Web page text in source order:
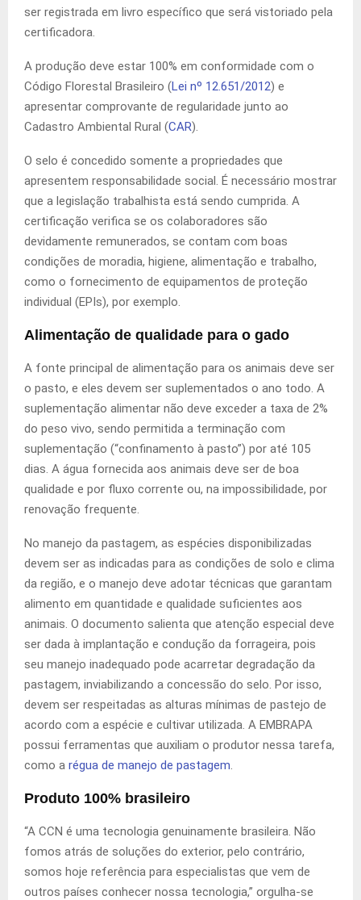
ser registrada em livro específico que será vistoriado pela
certificadora.
A produção deve estar 100% em conformidade com o
Código Florestal Brasileiro (Lei nº 12.651/2012) e
apresentar comprovante de regularidade junto ao
Cadastro Ambiental Rural (CAR).
O selo é concedido somente a propriedades que
apresentem responsabilidade social. É necessário mostrar
que a legislação trabalhista está sendo cumprida. A
certificação verifica se os colaboradores são
devidamente remunerados, se contam com boas
condições de moradia, higiene, alimentação e trabalho,
como o fornecimento de equipamentos de proteção
individual (EPIs), por exemplo.
Alimentação de qualidade para o gado
A fonte principal de alimentação para os animais deve ser
o pasto, e eles devem ser suplementados o ano todo. A
suplementação alimentar não deve exceder a taxa de 2%
do peso vivo, sendo permitida a terminação com
suplementação (“confinamento à pasto”) por até 105
dias. A água fornecida aos animais deve ser de boa
qualidade e por fluxo corrente ou, na impossibilidade, por
renovação frequente.
No manejo da pastagem, as espécies disponibilizadas
devem ser as indicadas para as condições de solo e clima
da região, e o manejo deve adotar técnicas que garantam
alimento em quantidade e qualidade suficientes aos
animais. O documento salienta que atenção especial deve
ser dada à implantação e condução da forrageira, pois
seu manejo inadequado pode acarretar degradação da
pastagem, inviabilizando a concessão do selo. Por isso,
devem ser respeitadas as alturas mínimas de pastejo de
acordo com a espécie e cultivar utilizada. A EMBRAPA
possui ferramentas que auxiliam o produtor nessa tarefa,
como a régua de manejo de pastagem
Produto 100% brasileiro
“A CCN é uma tecnologia genuinamente brasileira. Não
fomos atrás de soluções do exterior, pelo contrário,
somos hoje referência para especialistas que vem de
outros países conhecer nossa tecnologia,” orgulha-se